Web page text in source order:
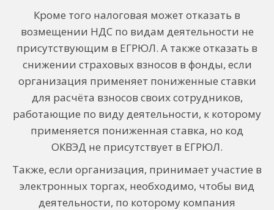
Кроме того налоговая может отказать в
возмещении НДС по видам деятельности не
присутствующим в ЕГРЮЛ. А также отказать в
снижении страховых взносов в фонды, если
организация применяет пониженные ставки
для расчёта взносов своих сотрудников,
работающие по виду деятельности, к которому
применяется пониженная ставка, но код
ОКВЭД не присутствует в ЕГРЮЛ.
Также, если организация, принимает участие в
электронных торгах, необходимо, чтобы вид
деятельности, по которому компания